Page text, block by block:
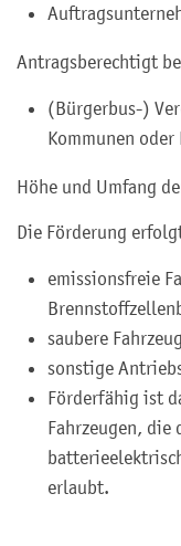
Antragsberechtigt
(Bürgerbus-)
Kommunen oder
Höhe und Umfang
Die Förderung
emissionsfreie
saubere
sonstige
Förderfähig ist
Fahrzeugen, die
erlaubt.